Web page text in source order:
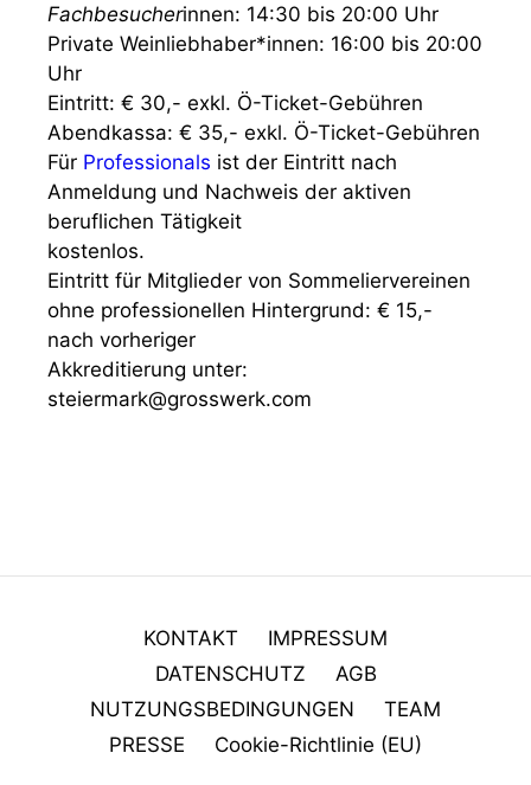
Fachbesucherinnen: 14:30 bis 20:00 Uhr
Private Weinliebhaber*innen: 16:00 bis 20:00
Uhr
Eintritt: € 30,- exkl. Ö-Ticket-Gebühren
Abendkassa: € 35,- exkl. Ö-Ticket-Gebühren
Für Professionals ist der Eintritt nach
Anmeldung und Nachweis der aktiven
beruflichen Tätigkeit
kostenlos.
Eintritt für Mitglieder von Sommeliervereinen
ohne professionellen Hintergrund: € 15,-
nach vorheriger
Akkreditierung unter:
steiermark@grosswerk.com
KONTAKT
IMPRESSUM
DATENSCHUTZ
AGB
NUTZUNGSBEDINGUNGEN
TEAM
PRESSE
Cookie-Richtlinie (EU)